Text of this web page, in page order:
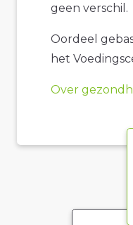
geen verschil.
Oordeel
het
Over